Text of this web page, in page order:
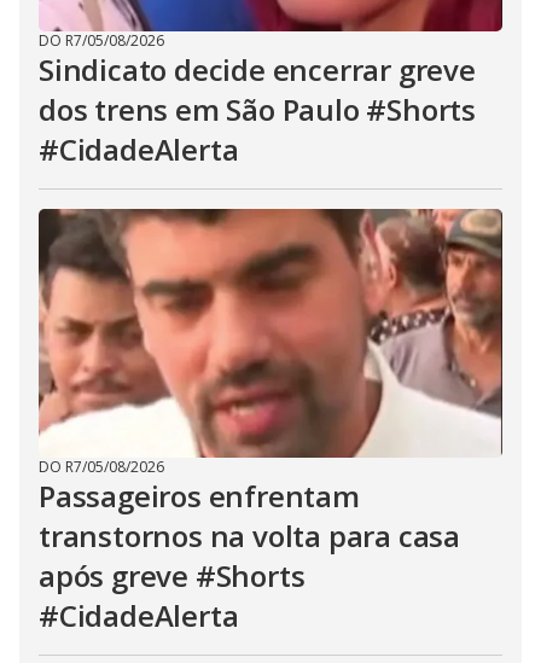
DO R7/05/08/2026
Sindicato decide encerrar greve
dos trens em São Paulo #Shorts
#CidadeAlerta
DO R7/05/08/2026
Passageiros enfrentam
transtornos na volta para casa
após greve #Shorts
#CidadeAlerta